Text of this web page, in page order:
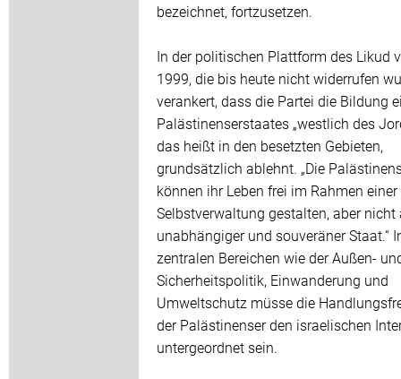
bezeichnet, fortzusetzen.
In der politischen Plattform des Likud
1999, die bis heute nicht widerrufen
verankert, dass die Partei die Bildung
Palästinenserstaates „westlich des
das heißt in den besetzten Gebieten,
grundsätzlich ablehnt. „Die
können ihr Leben frei im Rahmen einer
Selbstverwaltung gestalten, aber nicht
unabhängiger und souveräner Staat.“
zentralen Bereichen wie der Außen-
Sicherheitspolitik, Einwanderung und
Umweltschutz müsse die
der Palästinenser den israelischen
untergeordnet sein.